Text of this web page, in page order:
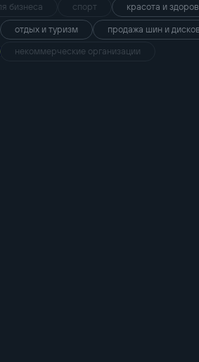
бизнеса спорт
красота и
отдых и туризм
продажа шин и дисков
некоммерческие организации